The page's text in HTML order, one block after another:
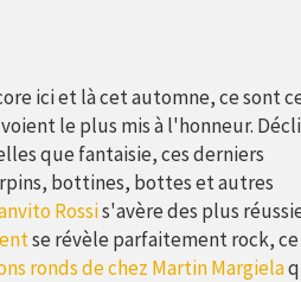
ici et là cet automne, ce sont
le plus mis à l'honneur.
que fantaisie, ces derniers
bottines, bottes et autres
Rossis'avère des plus
se révèle parfaitement rock, ce
ronds de chez Martin Margiela